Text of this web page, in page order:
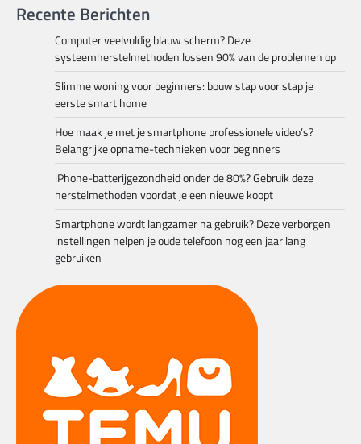
Recente Berichten
Computer veelvuldig blauw scherm? Deze
systeemherstelmethoden lossen 90% van de problemen op
Slimme woning voor beginners: bouw stap voor stap je
eerste smart home
Hoe maak je met je smartphone professionele video’s?
Belangrijke opname-technieken voor beginners
iPhone-batterijgezondheid onder de 80%? Gebruik deze
herstelmethoden voordat je een nieuwe koopt
Smartphone wordt langzamer na gebruik? Deze verborgen
instellingen helpen je oude telefoon nog een jaar lang
gebruiken